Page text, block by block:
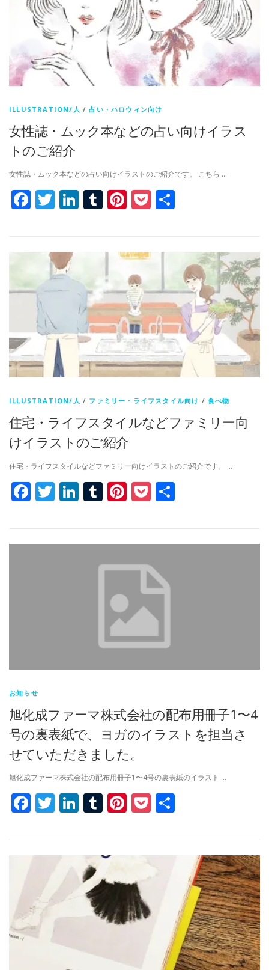
ILLUSTRATION/人 /占い・ハロウィン向け
女性誌・ムック本などの占い向けイラス
トのご紹介
女性誌・ムック本などの占い向けイラストのご紹介です。 こちら …
Facebook
Twitter
LinkedIn
Tumblr
Pinterest
Pocket
ILLUSTRATION/人 / ファミリー・ライフスタイル向け /食べ物
住宅・ライフスタイルなどファミリー向
けイラストのご紹介
住宅・ライフスタイルなどファミリー向けイラストのご紹介です。 …
Facebook
Twitter
LinkedIn
Tumblr
Pinterest
Pocket
お知らせ
旭化成ファーマ株式会社の配布用冊子1〜4
号の裏表紙で、ヨガのイラストを担当さ
せていただきました。
旭化成ファーマ株式会社の配布用冊子1〜4号の裏表紙のイラスト …
Facebook
Twitter
LinkedIn
Tumblr
Pinterest
Pocket